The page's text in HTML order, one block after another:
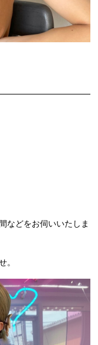
などをお伺いいたしま
。